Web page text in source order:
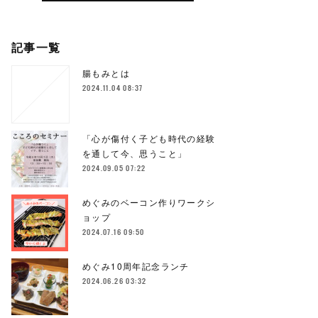
記事一覧
腸もみとは
2024.11.04 08:37
「心が傷付く子ども時代の経験
を通して今、思うこと」
2024.09.05 07:22
めぐみのベーコン作りワークシ
ョップ
2024.07.16 09:50
めぐみ10周年記念ランチ
2024.06.26 03:32